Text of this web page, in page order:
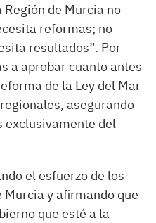
de Murcia no
reformas; no
resultados”. Por
a aprobar cuanto antes
de la Ley del Mar
asegurando
exclusivamente del
el esfuerzo de los
Murcia y afirmando que
que esté a la